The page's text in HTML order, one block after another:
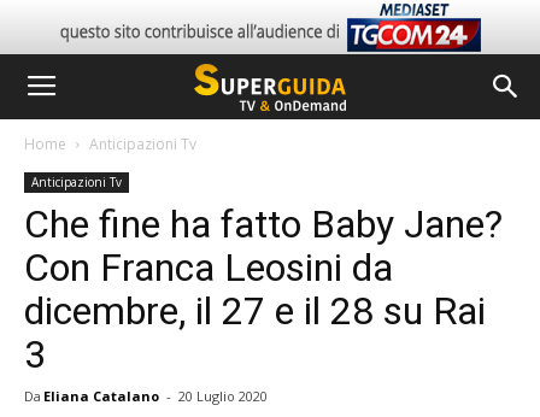
Home Anticipazioni Tv
Anticipazioni Tv
Che fine ha fatto Baby Jane?
Con Franca Leosini da
dicembre, il 27 e il 28 su Rai
3
Da Eliana Catalano - 20 Luglio 2020